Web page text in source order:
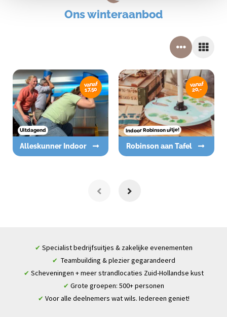
Ons winteraanbod
vanaf
17,50
Uitdagend
Alleskunner Indoor
vanaf
20,-
Indoor Robinson uitje!
Robinson aan Tafel
✔ Specialist bedrijfsuitjes & zakelijke evenementen
✔ Teambuilding & plezier gegarandeerd
✔ Scheveningen + meer strandlocaties Zuid-Hollandse kust
✔ Grote groepen: 500+ personen
✔ Voor alle deelnemers wat wils. Iedereen geniet!